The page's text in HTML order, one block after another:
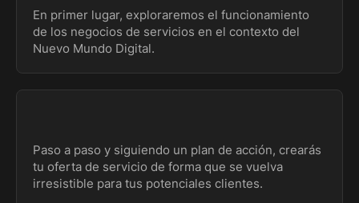
En primer lugar, exploraremos el funcionamiento
de los negocios de servicios en el contexto del
Nuevo Mundo Digital.
Paso a paso y siguiendo un plan de acción, crearás
tu oferta de servicio de forma que se vuelva
irresistible para tus potenciales clientes.